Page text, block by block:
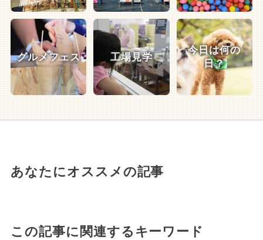
グルメフェス 工場見学
今日は何の
日？
あなたにオススメの記事
この記事に関連するキーワード